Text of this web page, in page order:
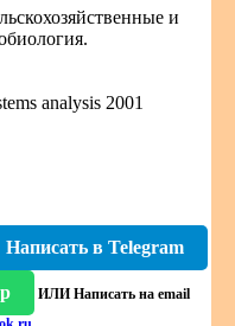
и
analysis 2001
Написать в Telegram
ИЛИ Написать на email